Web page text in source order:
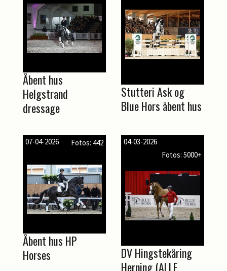
Åbent hus
Helgstrand
dressage
Stutteri Ask og
Blue Hors åbent hus
07-04-2026 Fotos: 442
Åbent hus HP
Horses
04-03-2026
Fotos: 5000+
DV Hingstekåring
Herning (ALLE